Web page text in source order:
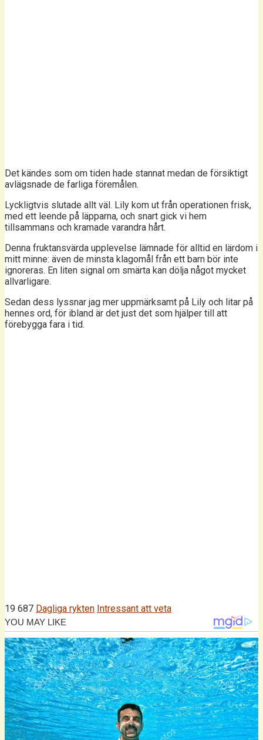
Det kändes som om tiden hade stannat medan de försiktigt
avlägsnade de farliga föremålen.
Lyckligtvis slutade allt väl. Lily kom ut från operationen frisk,
med ett leende på läpparna, och snart gick vi hem
tillsammans och kramade varandra hårt.
Denna fruktansvärda upplevelse lämnade för alltid en lärdom i
mitt minne: även de minsta klagomål från ett barn bör inte
ignoreras. En liten signal om smärta kan dölja något mycket
allvarligare.
Sedan dess lyssnar jag mer uppmärksamt på Lily och litar på
hennes ord, för ibland är det just det som hjälper till att
förebygga fara i tid.
19 687 Dagliga rykten Intressant att veta